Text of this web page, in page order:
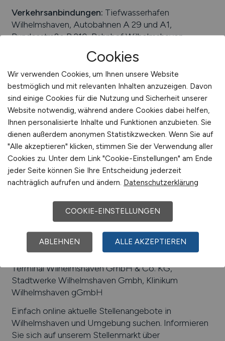
Verkehrsanbindungen: Tiefwasserhafen
Wilhelmshaven, Autobahnen A 29 und A1,
Bundesstraße B 210, Bahnhof Wilhelmshaven,
Butjadingen, Wangerland, Landkreis Friesland,
Schortens, Niedersachsen
Universitäten/Hochschulen:Berufsakademie
Wilhelmshaven, Jade Hochschule
Beliebte Jobs in
Wilhelmshaven /Branchen
Maschinen- und
Anlagenbau, Hafenwirtschaft, Produktion, Logistik,
Tourismus, Tourismus, Chemie, Energietechnologie,
Logistik, Metallverarbeitung, Schiffbau
Beliebte Arbeitgeber inWilhelmshaven
attraktive Jobangebote bieten:Nietiedt
Grundstücksgesellschaft mbH & Co. KG, Manitowoc
Crane Group Germany GmbH, Greenland Seafood
Wilhelmshaven GmbH, EUROGATE Container
Terminal Wilhelmshaven GmbH & Co. KG,
Stadtwerke Wilhelmshaven Gmbh, Klinikum
Wilhelmshaven gGmbH
Einfach online aktuelle Stellenangebote in
Wilhelmshaven und Umgebung suchen. Informieren
Sie sich auf unserem Stellenmarkt über
Cookies
Wir verwenden Cookies, um Ihnen unsere Website
bestmöglich und mit relevanten Inhalten anzuzeigen. Davon
sind einige Cookies für die Nutzung und Sicherheit unserer
Website notwendig, während andere Cookies dabei helfen,
Ihnen personalisierte Inhalte und Funktionen anzubieten. Sie
dienen außerdem anonymen Statistikzwecken. Wenn Sie auf
"Alle akzeptieren" klicken, stimmen Sie der Verwendung aller
Cookies zu. Unter dem Link "Cookie-Einstellungen" am Ende
jeder Seite können Sie Ihre Entscheidung jederzeit
nachträglich aufrufen und ändern. Datenschutzerklärung
COOKIE-EINSTELLUNGEN
ABLEHNEN ALLE AKZEPTIEREN